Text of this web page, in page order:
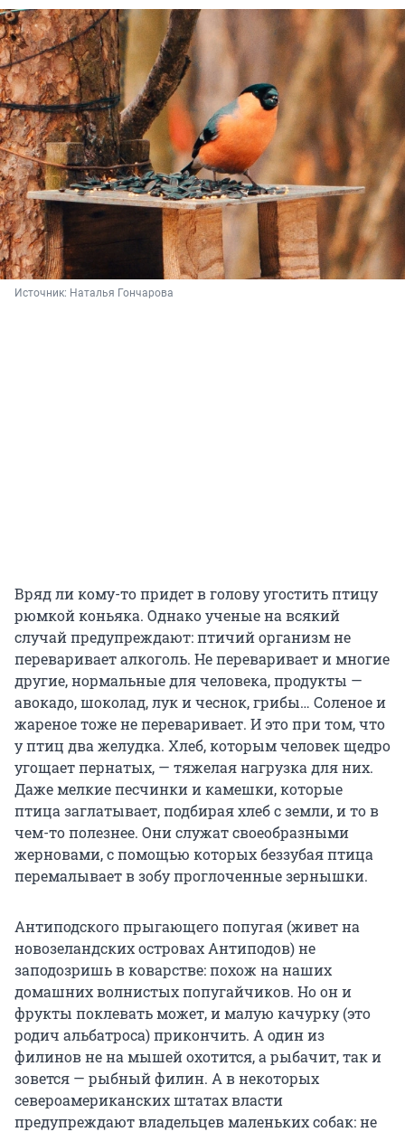
Источник: Наталья Гончарова
Вряд ли кому-то придет в голову угостить птицу
рюмкой коньяка. Однако ученые на всякий
случай предупреждают: птичий организм не
переваривает алкоголь. Не переваривает и многие
другие, нормальные для человека, продукты —
авокадо, шоколад, лук и чеснок, грибы… Соленое и
жареное тоже не переваривает. И это при том, что
у птиц два желудка. Хлеб, которым человек щедро
угощает пернатых, — тяжелая нагрузка для них.
Даже мелкие песчинки и камешки, которые
птица заглатывает, подбирая хлеб с земли, и то в
чем-то полезнее. Они служат своеобразными
жерновами, с помощью которых беззубая птица
перемалывает в зобу проглоченные зернышки.
Антиподского прыгающего попугая (живет на
новозеландских островах Антиподов) не
заподозришь в коварстве: похож на наших
домашних волнистых попугайчиков. Но он и
фрукты поклевать может, и малую качурку (это
родич альбатроса) прикончить. А один из
филинов не на мышей охотится, а рыбачит, так и
зовется — рыбный филин. А в некоторых
североамериканских штатах власти
предупреждают владельцев маленьких собак: не